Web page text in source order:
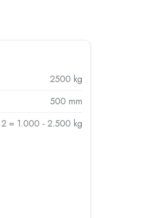
2500 kg
500 mm
2 = 1.000 - 2.500 kg